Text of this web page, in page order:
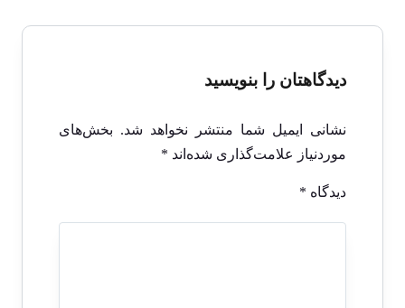
دیدگاهتان را بنویسید
نشانی ایمیل شما منتشر نخواهد شد. بخش‌های
موردنیاز علامت‌گذاری شده‌اند *
دیدگاه *